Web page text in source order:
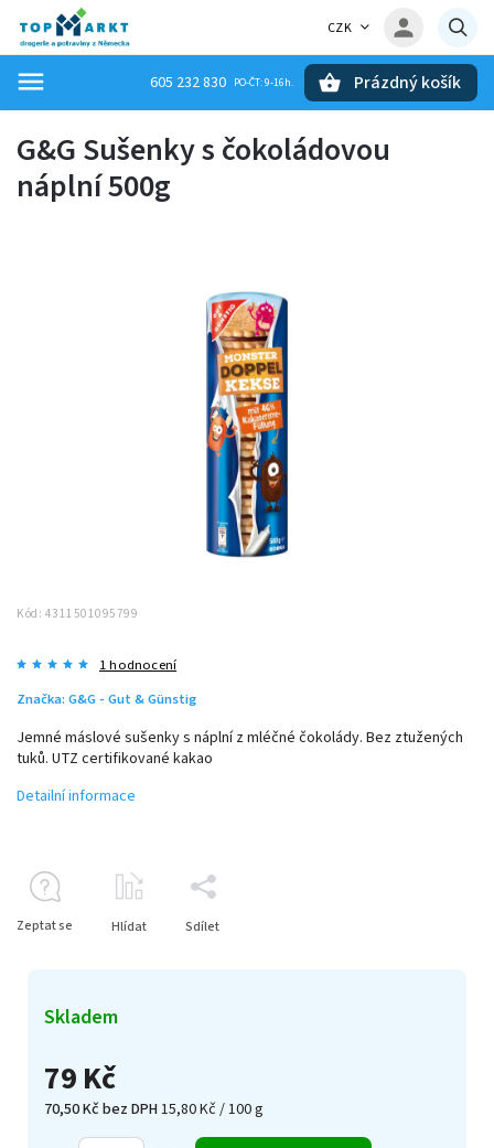
CZK
605 232 830 Prázdný košík
G&G Sušenky s čokoládovou
náplní 500g
Kód: 4311501095799
1 hodnocení
Značka: G&G - Gut & Günstig
79 Kč
70,50 Kč bez DPH15,80 Kč / 100 g
Skladem
Jemné máslové sušenky s náplní z mléčné čokolády. Bez ztužených
tuků. UTZ certifikované kakao
Detailní informace
Zeptat se Hlídat Sdílet